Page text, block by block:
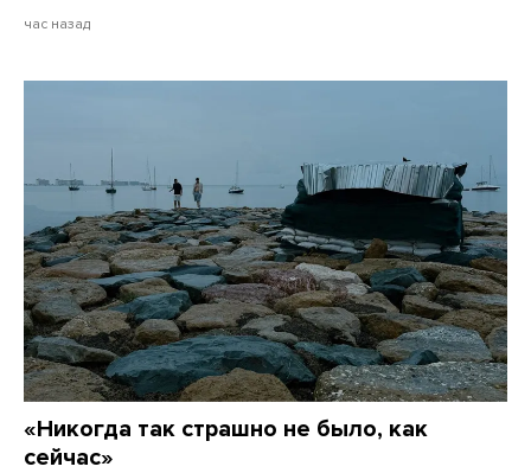
час назад
«Никогда так страшно не было, как
сейчас»